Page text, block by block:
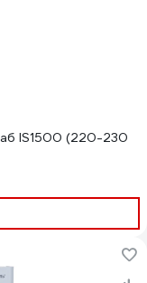
IS1500 (220-230